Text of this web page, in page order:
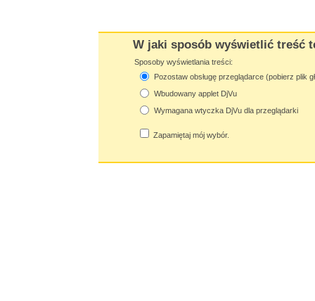
W jaki sposób wyświetlić treść
Sposoby wyświetlania treści:
Pozostaw obsługę przeglądarce (pobierz plik
Wbudowany applet DjVu
Wymagana wtyczka DjVu dla przeglądarki
Zapamiętaj mój wybór.